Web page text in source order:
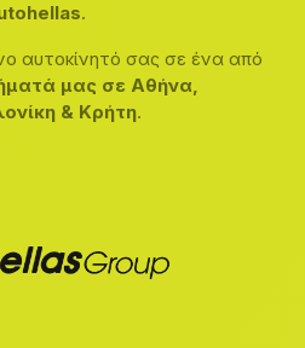
.
αυτοκίνητό σας σε ένα από
μας σε Αθήνα,
& Κρήτη.